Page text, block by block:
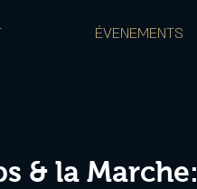
ÉVENEMENTS
& la Marche: